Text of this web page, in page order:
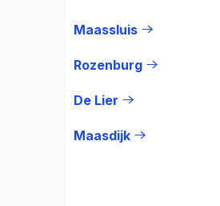
Maassluis
Rozenburg
De Lier
Maasdijk